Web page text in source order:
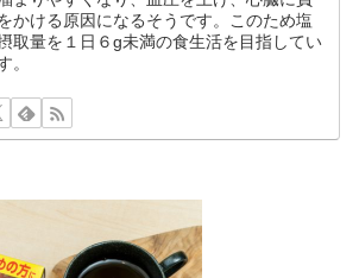
かける原因になるそうです。このため塩
取量を１日６g未満の食生活を目指してい
。